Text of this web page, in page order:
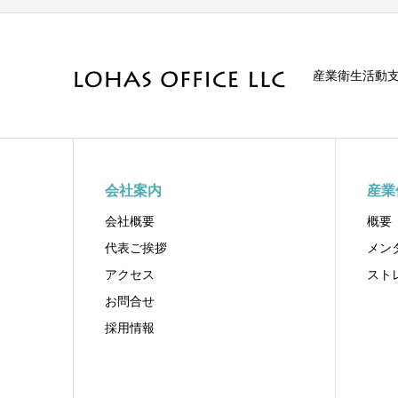
産業衛生活動
会社案内
会社概要
代表ご挨拶
アクセス
お問合せ
採用情報
産
概要
メン
スト